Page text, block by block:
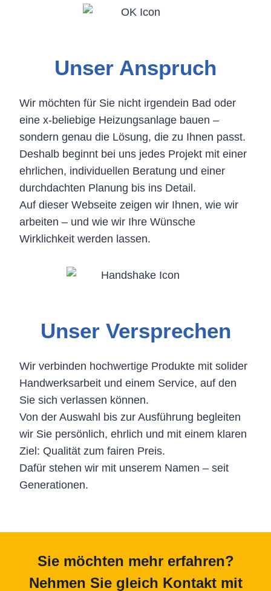
Unser Anspruch
Wir möchten für Sie nicht irgendein Bad oder
eine x-beliebige Heizungsanlage bauen –
sondern genau die Lösung, die zu Ihnen passt.
Deshalb beginnt bei uns jedes Projekt mit einer
ehrlichen, individuellen Beratung und einer
durchdachten Planung bis ins Detail.
Auf dieser Webseite zeigen wir Ihnen, wie wir
arbeiten – und wie wir Ihre Wünsche
Wirklichkeit werden lassen.
Unser Versprechen
Wir verbinden hochwertige Produkte mit solider
Handwerksarbeit und einem Service, auf den
Sie sich verlassen können.
Von der Auswahl bis zur Ausführung begleiten
wir Sie persönlich, ehrlich und mit einem klaren
Ziel: Qualität zum fairen Preis.
Dafür stehen wir mit unserem Namen – seit
Generationen.
Sie möchten mehr erfahren?
Nehmen Sie gleich Kontakt mit